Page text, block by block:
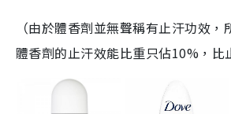
（由於體香劑並無聲稱有止汗功效，
體香劑的止汗效能比重只佔10%，比